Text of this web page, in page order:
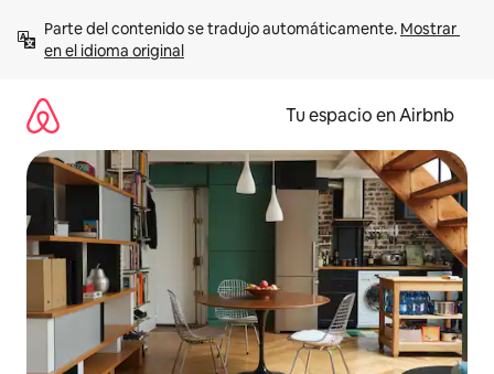
contenido
Parte del contenido se tradujo automáticamente. Mostrar
en el idioma original
Tu espacio en Airbnb